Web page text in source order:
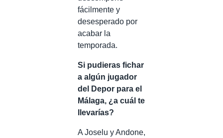
fácilmente y
desesperado por
acabar la
temporada.
Si pudieras fichar
a algún jugador
del Depor para el
Málaga, ¿a cuál te
llevarías?
A Joselu y Andone,